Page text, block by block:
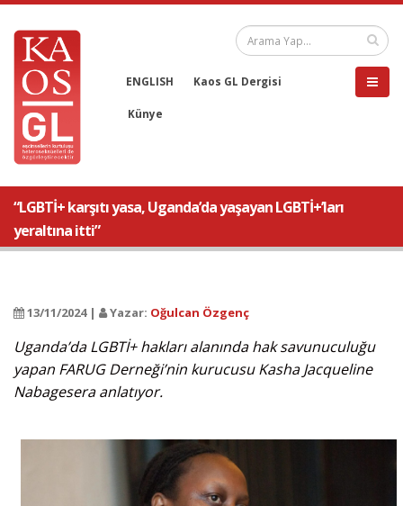
ENGLISH Kaos GL Dergisi
Künye
“LGBTİ+ karşıtı yasa, Uganda’da yaşayan LGBTİ+’ları
yeraltına itti”
13/11/2024 | Yazar: Oğulcan Özgenç
Uganda’da LGBTİ+ hakları alanında hak savunuculuğu
yapan FARUG Derneği’nin kurucusu Kasha Jacqueline
Nabagesera anlatıyor.